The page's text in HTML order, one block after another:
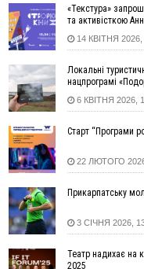
далеко за межами
16:42
Поблизу
16:27
На Прикарпатті
уже зареєстровано
15:58
Понад 9 тис.
рекомендації до
15:28
Кілька вулиць у
15:02
14:35
Не знає англійську
кримінального суду
14:14
У Ворохті
пам'яті оборонця
13:30
ФОТО На Калущині
блукав у лісі
«Текстура»
та активісткою
14 КВІТНЯ 2026,
Локальні
нацпрограмі
6 КВІТНЯ 2026,
Старт “Програми
22 ЛЮТОГО
Прикарпатську
3 СІЧНЯ 2026,
Театр надихає на
2025